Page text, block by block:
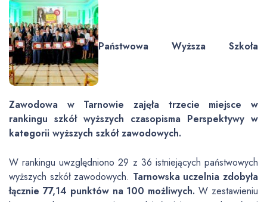
Państwowa Wyższa Szkoła
Zawodowa w Tarnowie zajęła trzecie miejsce w
rankingu szkół wyższych czasopisma Perspektywy w
kategorii wyższych szkół zawodowych.
W rankingu uwzględniono 29 z 36 istniejących państwowych
wyższych szkół zawodowych. Tarnowska uczelnia zdobyła
łącznie 77,14 punktów na 100 możliwych. W zestawieniu